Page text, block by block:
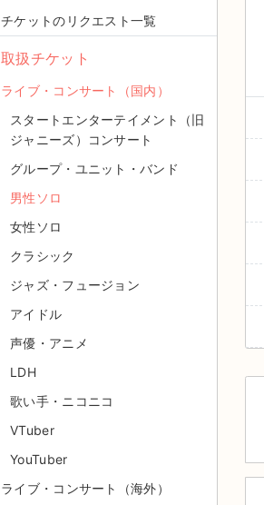
チケットのリクエスト一覧
取扱チケット
ライブ・コンサート（国内）
スタートエンターテイメント（旧
ジャニーズ）コンサート
グループ・ユニット・バンド
男性ソロ
女性ソロ
クラシック
ジャズ・フュージョン
アイドル
声優・アニメ
LDH
歌い手・ニコニコ
VTuber
YouTuber
ライブ・コンサート（海外）